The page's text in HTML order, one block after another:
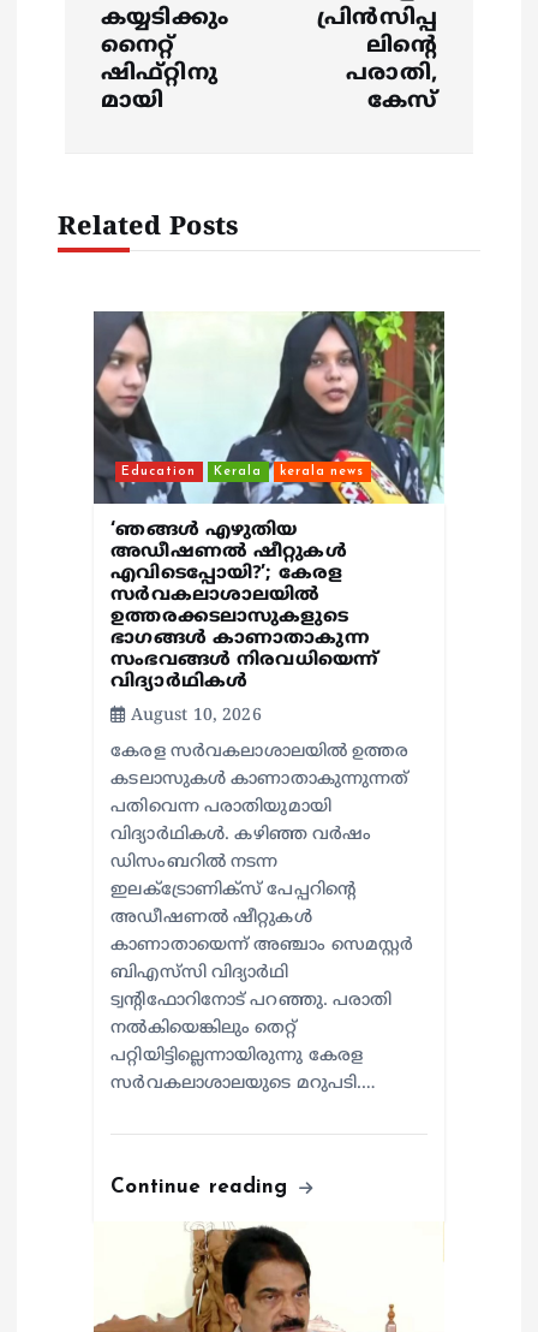
a
കയ്യടിക്കും
നൈറ്റ്
ഷിഫ്റ്റിനു
മായി
പ്രിൻസിപ്പ
ലിൻ്റെ
പരാതി,
കേസ്
Related Posts
Education Kerala kerala news
‘ഞങ്ങള്‍ എഴുതിയ
അഡീഷണല്‍ ഷീറ്റുകള്‍
എവിടെപ്പോയി?’; കേരള
സര്‍വകലാശാലയില്‍
ഉത്തരക്കടലാസുകളുടെ
ഭാഗങ്ങള്‍ കാണാതാകുന്ന
സംഭവങ്ങള്‍ നിരവധിയെന്ന്
വിദ്യാര്‍ഥികള്‍
August 10, 2026
കേരള സര്‍വകലാശാലയില്‍ ഉത്തര
കടലാസുകള്‍ കാണാതാകുന്നുന്നത്
പതിവെന്ന പരാതിയുമായി
വിദ്യാര്‍ഥികള്‍. കഴിഞ്ഞ വര്‍ഷം
ഡിസംബറില്‍ നടന്ന
ഇലക്ട്രോണിക്‌സ് പേപ്പറിന്റെ
അഡീഷണല്‍ ഷീറ്റുകള്‍
കാണാതായെന്ന് അഞ്ചാം സെമസ്റ്റര്‍
ബിഎസ്‌സി വിദ്യാര്‍ഥി
ട്വന്റിഫോറിനോട് പറഞ്ഞു. പരാതി
നല്‍കിയെങ്കിലും തെറ്റ്
പറ്റിയിട്ടില്ലെന്നായിരുന്നു കേരള
സര്‍വകലാശാലയുടെ മറുപടി.…
Continue reading